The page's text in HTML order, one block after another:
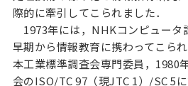
際的に牽引してこられました．
1973年には，NHKコンピュータ
早期から情報教育に携わってこら
本工業標準調査会専門委員，1980
会のISO/TC 97（現JTC 1）/SC 5